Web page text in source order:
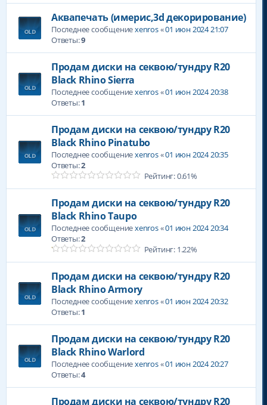
Аквапечать (имерис,3d декорирование)
Последнее сообщениеxenros«01 июн 2024 21:07
Ответы:9
Продам диски на секвою/тундру R20
Black Rhino Sierra
Последнее сообщениеxenros«01 июн 2024 20:38
Ответы:1
Продам диски на секвою/тундру R20
Black Rhino Pinatubo
Последнее сообщениеxenros«01 июн 2024 20:35
Ответы:2
Рейтинг: 0.61%
Продам диски на секвою/тундру R20
Black Rhino Taupo
Последнее сообщениеxenros«01 июн 2024 20:34
Ответы:2
Рейтинг: 1.22%
Продам диски на секвою/тундру R20
Black Rhino Armory
Последнее сообщениеxenros«01 июн 2024 20:32
Ответы:1
Продам диски на секвою/тундру R20
Black Rhino Warlord
Последнее сообщениеxenros«01 июн 2024 20:27
Ответы:4
Продам диски на секвою/тундру R20